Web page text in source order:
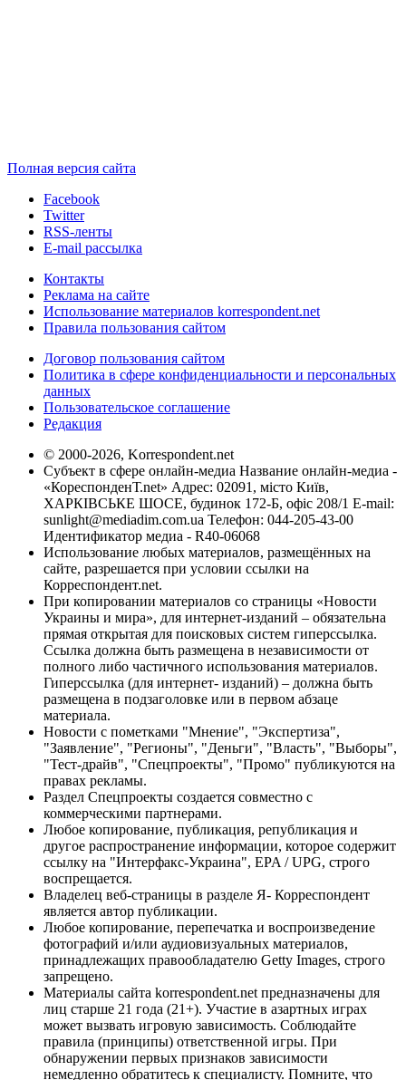
Полная версия сайта
Facebook
Twitter
RSS-ленты
E-mail рассылка
Контакты
Реклама на сайте
Использование материалов korrespondent.net
Правила пользования сайтом
Договор пользования сайтом
Политика в сфере конфиденциальности и персональных
данных
Пользовательское соглашение
Редакция
© 2000-2026, Korrespondent.net
Субъект в сфере онлайн-медиа Название онлайн-медиа -
«КореспонденТ.net» Адрес: 02091, місто Київ,
ХАРКІВСЬКЕ ШОСЕ, будинок 172-Б, офіс 208/1 E-mail:
sunlight@mediadim.com.ua Телефон: 044-205-43-00
Идентификатор медиа - R40-06068
Использование любых материалов, размещённых на
сайте, разрешается при условии ссылки на
Корреспондент.net.
При копировании материалов со страницы «Новости
Украины и мира», для интернет-изданий – обязательна
прямая открытая для поисковых систем гиперссылка.
Ссылка должна быть размещена в независимости от
полного либо частичного использования материалов.
Гиперссылка (для интернет- изданий) – должна быть
размещена в подзаголовке или в первом абзаце
материала.
Новости с пометками "Мнение", "Экспертиза",
"Заявление", "Регионы", "Деньги", "Власть", "Выборы",
"Тест-драйв", "Спецпроекты", "Промо" публикуются на
правах рекламы.
Раздел Спецпроекты создается совместно с
коммерческими партнерами.
Любое копирование, публикация, републикация и
другое распространение информации, которое содержит
ссылку на "Интерфакс-Украина", EPA / UPG, строго
воспрещается.
Владелец веб-страницы в разделе Я- Корреспондент
является автор публикации.
Любое копирование, перепечатка и воспроизведение
фотографий и/или аудиовизуальных материалов,
принадлежащих правообладателю Getty Images, строго
запрещено.
Материалы сайта korrespondent.net предназначены для
лиц старше 21 года (21+). Участие в азартных играх
может вызвать игровую зависимость. Соблюдайте
правила (принципы) ответственной игры. При
обнаружении первых признаков зависимости
немедленно обратитесь к специалисту. Помните, что